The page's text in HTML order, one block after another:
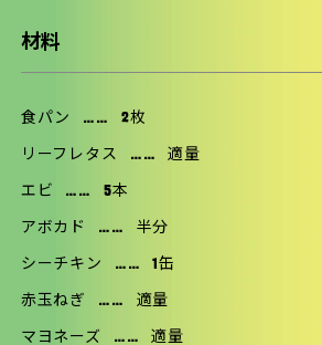
材料
食パン …… 2枚
リーフレタス …… 適量
エビ …… 5本
アボカド …… 半分
シーチキン …… 1缶
赤玉ねぎ …… 適量
マヨネーズ …… 適量